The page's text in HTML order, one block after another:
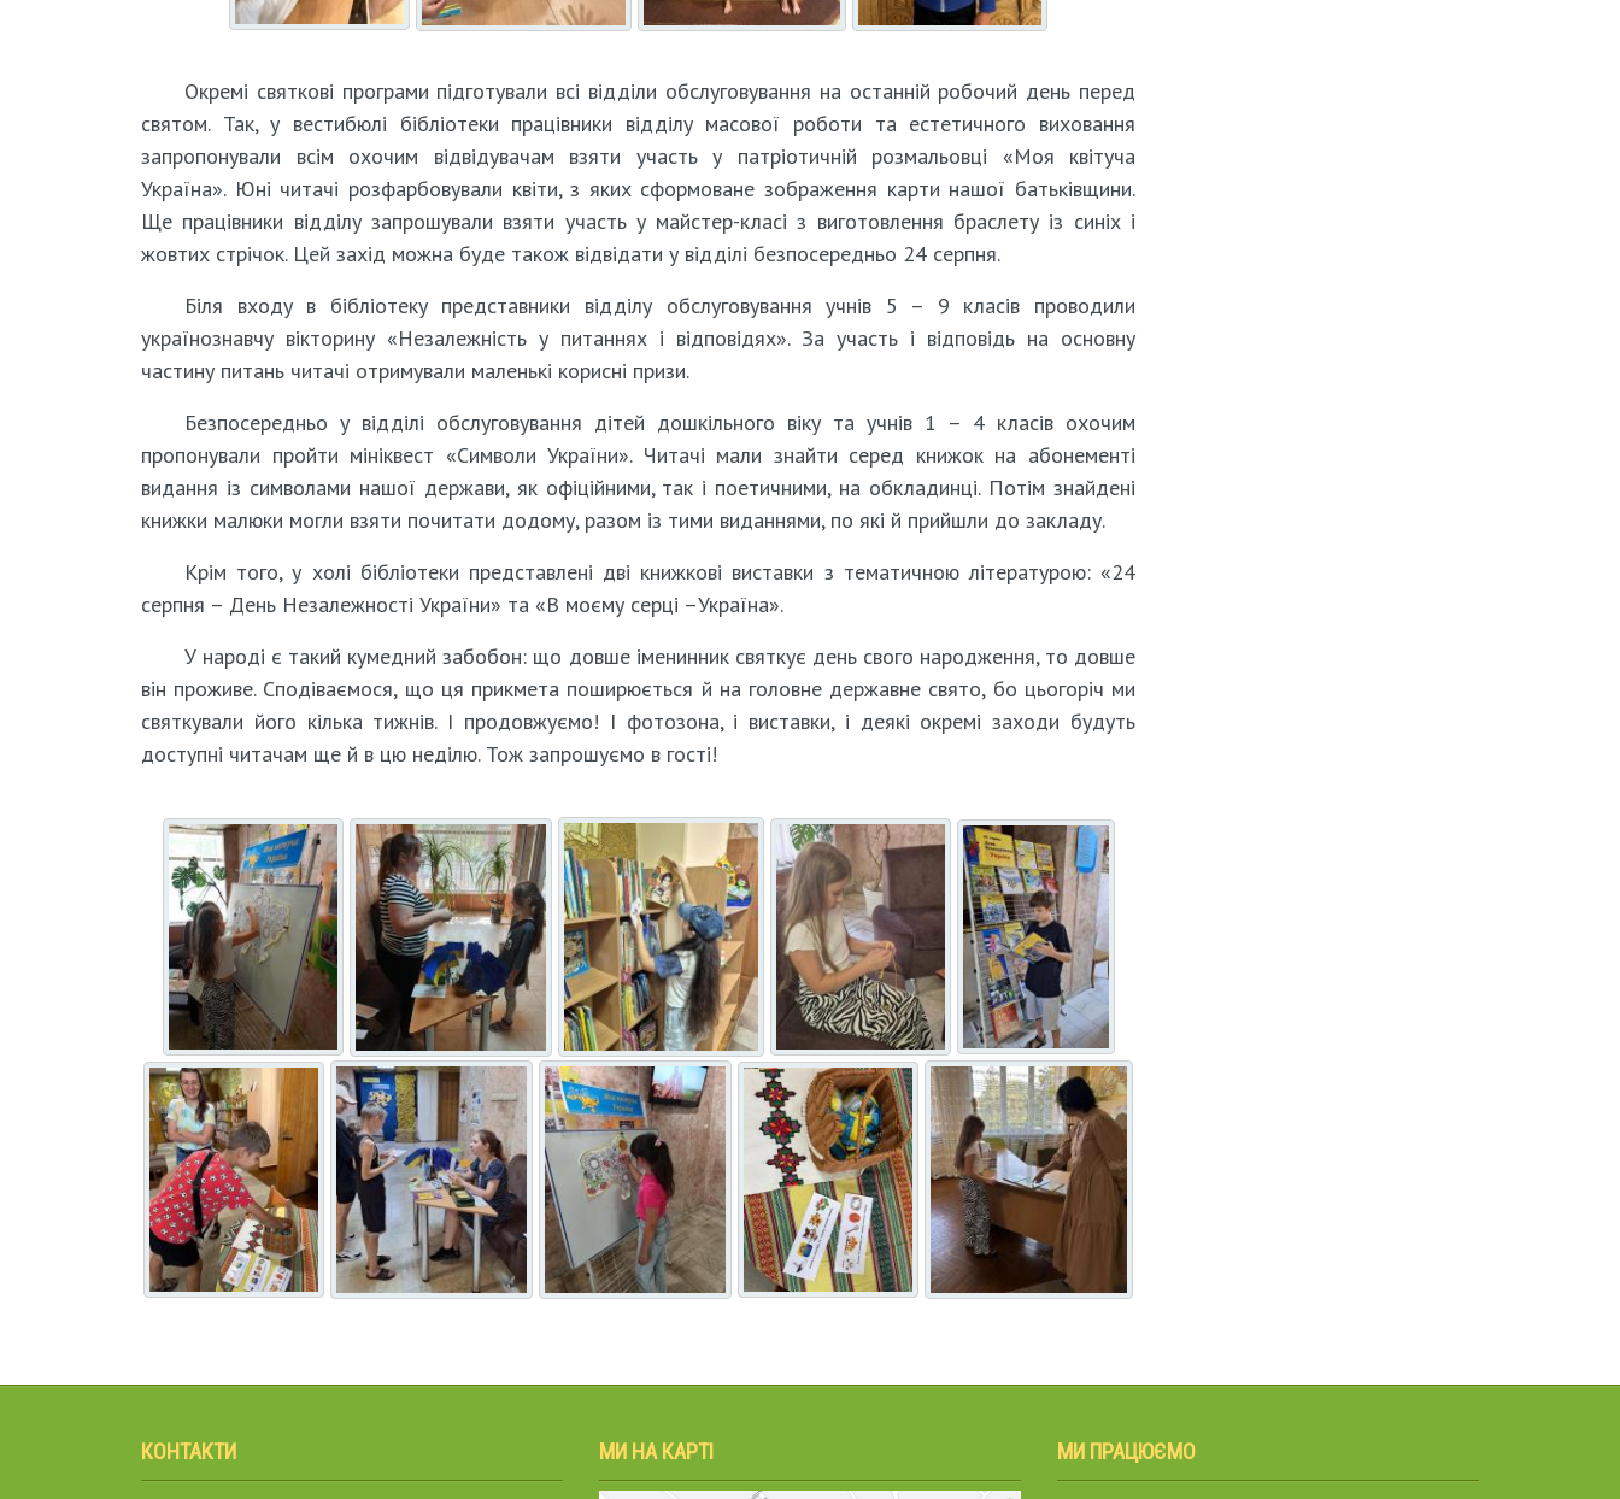
Окремі святкові програми підготували всі відділи обслуговування на останній робочий день перед
святом. Так, у вестибюлі бібліотеки працівники відділу масової роботи та естетичного виховання
запропонували всім охочим відвідувачам взяти участь у патріотичній розмальовці «Моя квітуча
Україна». Юні читачі розфарбовували квіти, з яких сформоване зображення карти нашої батьківщини.
Ще працівники відділу запрошували взяти участь у майстер-класі з виготовлення браслету із синіх і
жовтих стрічок. Цей захід можна буде також відвідати у відділі безпосередньо 24 серпня.
Біля входу в бібліотеку представники відділу обслуговування учнів 5 – 9 класів проводили
українознавчу вікторину «Незалежність у питаннях і відповідях». За участь і відповідь на основну
частину питань читачі отримували маленькі корисні призи.
Безпосередньо у відділі обслуговування дітей дошкільного віку та учнів 1 – 4 класів охочим
пропонували пройти мініквест «Символи України». Читачі мали знайти серед книжок на абонементі
видання із символами нашої держави, як офіційними, так і поетичними, на обкладинці. Потім знайдені
книжки малюки могли взяти почитати додому, разом із тими виданнями, по які й прийшли до закладу.
Крім того, у холі бібліотеки представлені дві книжкові виставки з тематичною літературою: «24
серпня – День Незалежності України» та «В моєму серці –Україна».
У народі є такий кумедний забобон: що довше іменинник святкує день свого народження, то довше
він проживе. Сподіваємося, що ця прикмета поширюється й на головне державне свято, бо цьогоріч ми
святкували його кілька тижнів. І продовжуємо! І фотозона, і виставки, і деякі окремі заходи будуть
доступні читачам ще й в цю неділю. Тож запрошуємо в гості!
КОНТАКТИ МИ НА КАРТІ МИ ПРАЦЮЄМО